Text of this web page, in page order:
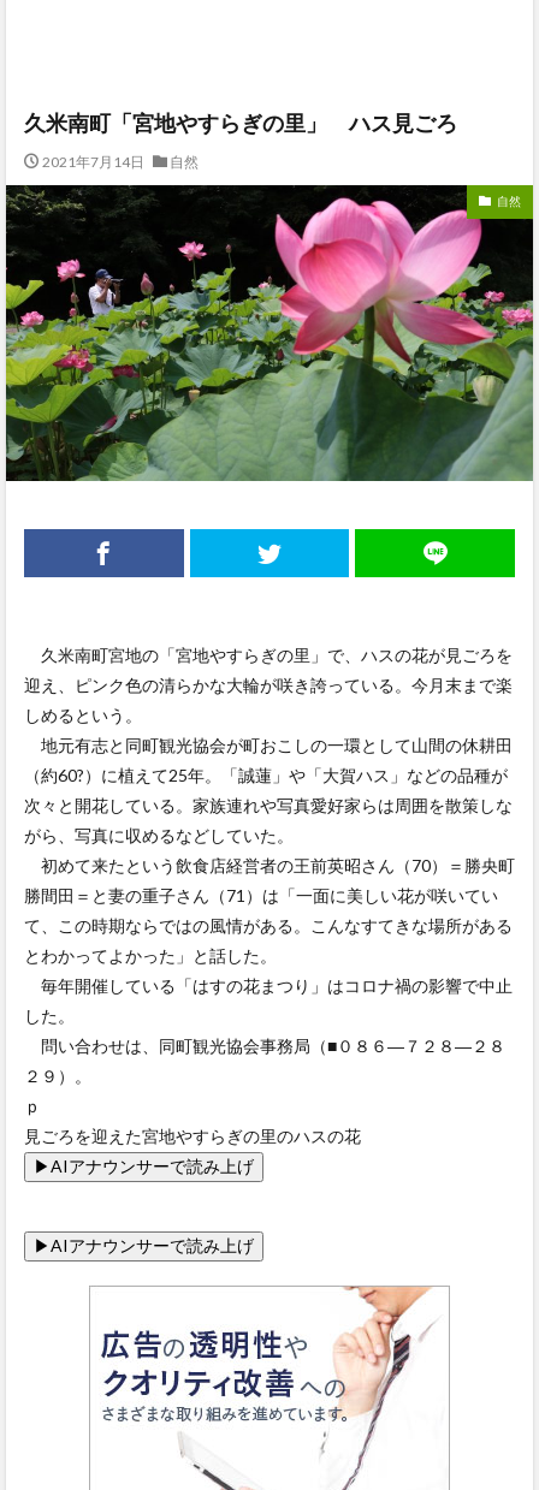
久米南町「宮地やすらぎの里」 ハス見ごろ
2021年7月14日 自然
自然
久米南町宮地の「宮地やすらぎの里」で、ハスの花が見ごろを
迎え、ピンク色の清らかな大輪が咲き誇っている。今月末まで楽
しめるという。
地元有志と同町観光協会が町おこしの一環として山間の休耕田
（約60?）に植えて25年。「誠蓮」や「大賀ハス」などの品種が
次々と開花している。家族連れや写真愛好家らは周囲を散策しな
がら、写真に収めるなどしていた。
初めて来たという飲食店経営者の王前英昭さん（70）＝勝央町
勝間田＝と妻の重子さん（71）は「一面に美しい花が咲いてい
て、この時期ならではの風情がある。こんなすてきな場所がある
とわかってよかった」と話した。
毎年開催している「はすの花まつり」はコロナ禍の影響で中止
した。
問い合わせは、同町観光協会事務局（■０８６―７２８―２８
２９）。
ｐ
見ごろを迎えた宮地やすらぎの里のハスの花